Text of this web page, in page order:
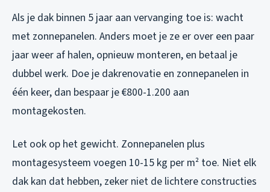
Als je dak binnen 5 jaar aan vervanging toe is: wacht
met zonnepanelen. Anders moet je ze er over een paar
jaar weer af halen, opnieuw monteren, en betaal je
dubbel werk. Doe je dakrenovatie en zonnepanelen in
één keer, dan bespaar je €800-1.200 aan
montagekosten.
Let ook op het gewicht. Zonnepanelen plus
montagesysteem voegen 10-15 kg per m² toe. Niet elk
dak kan dat hebben, zeker niet de lichtere constructies